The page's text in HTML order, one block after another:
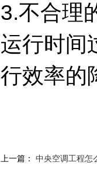
3.不合理
运行时间
行效率的
上一篇： 中央空调工程怎